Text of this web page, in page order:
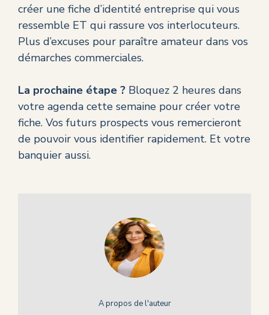
créer une fiche d’identité entreprise qui vous
ressemble ET qui rassure vos interlocuteurs.
Plus d’excuses pour paraître amateur dans vos
démarches commerciales.
La prochaine étape ? Bloquez 2 heures dans
votre agenda cette semaine pour créer votre
fiche. Vos futurs prospects vous remercieront
de pouvoir vous identifier rapidement. Et votre
banquier aussi.
A propos de l'auteur